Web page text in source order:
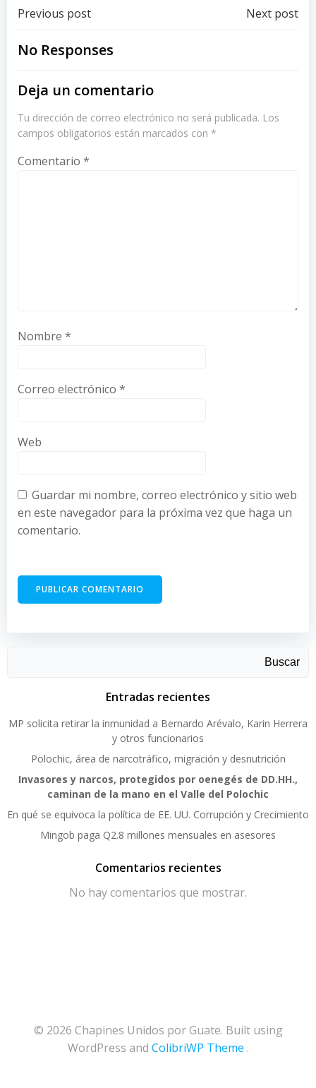
Post
navigation
Previous post Next post
No Responses
Deja un comentario
Tu dirección de correo electrónico no será publicada. Los
campos obligatorios están marcados con *
Comentario *
Nombre *
Correo electrónico *
Web
Guardar mi nombre, correo electrónico y sitio web
en este navegador para la próxima vez que haga un
comentario.
Buscar
Entradas recientes
MP solicita retirar la inmunidad a Bernardo Arévalo, Karin Herrera
y otros funcionarios
Polochic, área de narcotráfico, migración y desnutrición
Invasores y narcos, protegidos por oenegés de DD.HH.,
caminan de la mano en el Valle del Polochic
En qué se equivoca la política de EE. UU. Corrupción y Crecimiento
Mingob paga Q2.8 millones mensuales en asesores
Comentarios recientes
No hay comentarios que mostrar.
© 2026 Chapines Unidos por Guate. Built using
WordPress and ColibriWP Theme .